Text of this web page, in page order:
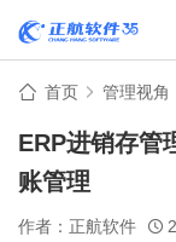
首页 管理视角
ERP进销存管
账管理
作者：正航软件